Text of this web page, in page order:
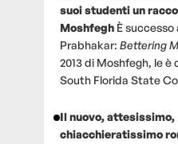
suoi studenti un
Moshfegh È successo
Prabhakar: Bettering
2013 di Moshfegh, le
South Florida State
Il nuovo, attesissimo,
chiacchieratissimo